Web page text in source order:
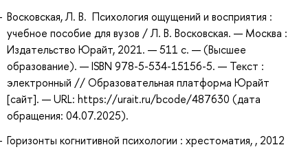
Восковская, Л. В. Психология ощущений и восприятия :
учебное пособие для вузов / Л. В. Восковская. — Москва :
Издательство Юрайт, 2021. — 511 с. — (Высшее
образование). — ISBN 978-5-534-15156-5. — Текст :
электронный // Образовательная платформа Юрайт
[сайт]. — URL: https://urait.ru/bcode/487630 (дата
обращения: 04.07.2025).
Горизонты когнитивной психологии : хрестоматия, , 2012